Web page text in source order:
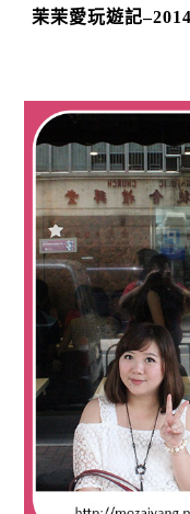
茉茉愛玩遊記